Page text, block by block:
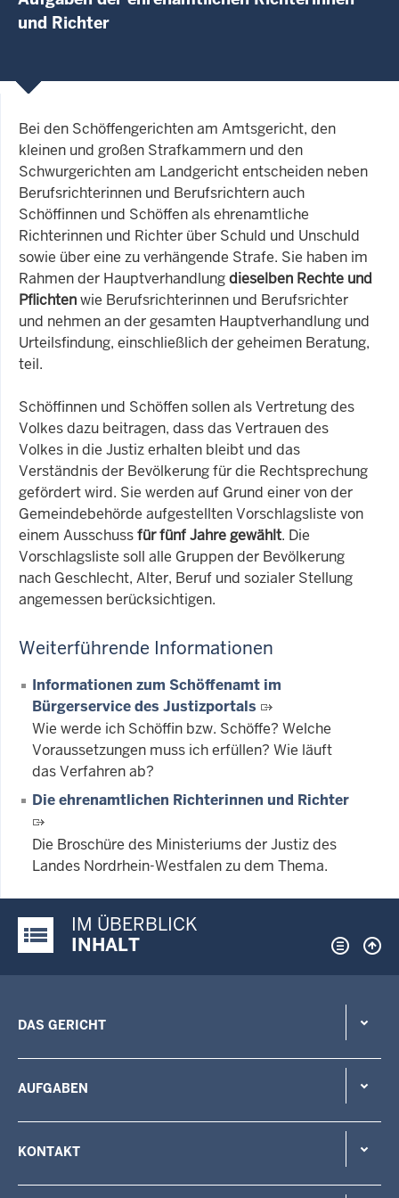
und Richter
Bei den Schöffengerichten am Amtsgericht, den
kleinen und großen Strafkammern und den
Schwurgerichten am Landgericht entscheiden neben
Berufsrichterinnen und Berufsrichtern auch
Schöffinnen und Schöffen als ehrenamtliche
Richterinnen und Richter über Schuld und Unschuld
sowie über eine zu verhängende Strafe. Sie haben im
Rahmen der Hauptverhandlungdieselben Rechte und
Pflichtenwie Berufsrichterinnen und Berufsrichter
und nehmen an der gesamten Hauptverhandlung und
Urteilsfindung, einschließlich der geheimen Beratung,
teil.
Schöffinnen und Schöffen sollen als Vertretung des
Volkes dazu beitragen, dass das Vertrauen des
Volkes in die Justiz erhalten bleibt und das
Verständnis der Bevölkerung für die Rechtsprechung
gefördert wird. Sie werden auf Grund einer von der
Gemeindebehörde aufgestellten Vorschlagsliste von
einem Ausschussfür fünf Jahre gewählt. Die
Vorschlagsliste soll alle Gruppen der Bevölkerung
nach Geschlecht, Alter, Beruf und sozialer Stellung
angemessen berücksichtigen.
Weiterführende Informationen
Informationen zum Schöffenamt im
Bürgerservice des Justizportals
Wie werde ich Schöffin bzw. Schöffe? Welche
Voraussetzungen muss ich erfüllen? Wie läuft
das Verfahren ab?
Die ehrenamtlichen Richterinnen und Richter
Die Broschüre des Ministeriums der Justiz des
Landes Nordrhein-Westfalen zu dem Thema.
Justiz-Portal im Überblick:
IM ÜBERBLICK
INHALT
DAS GERICHT
AUFGABEN
KONTAKT